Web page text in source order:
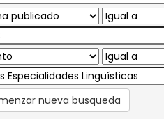
nueva busqueda